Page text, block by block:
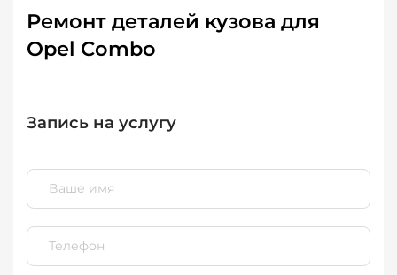
Ремонт деталей кузова для
Opel Combo
Запись на услугу